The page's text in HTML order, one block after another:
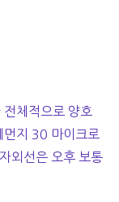
체적으로 양호
먼지 30 마이크로
외선은 오후 보통